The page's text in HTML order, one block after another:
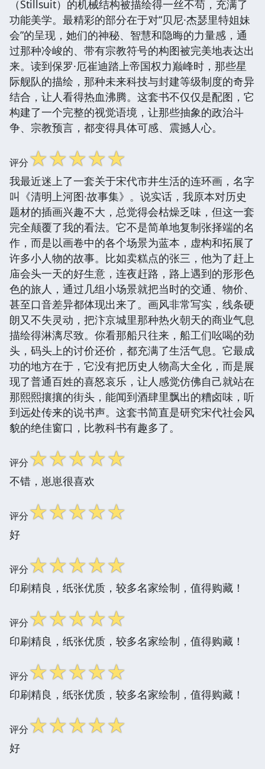
（Stillsuit）的机械结构被描绘得一丝不苟，充满了
功能美学。最精彩的部分在于对“贝尼·杰瑟里特姐妹
会”的呈现，她们的神秘、智慧和隐晦的力量感，通
过那种冷峻的、带有宗教符号的构图被完美地表达出
来。读到保罗·厄崔迪踏上帝国权力巅峰时，那些星
际舰队的描绘，那种未来科技与封建等级制度的奇异
结合，让人看得热血沸腾。这套书不仅仅是配图，它
构建了一个完整的视觉语境，让那些抽象的政治斗
争、宗教预言，都变得具体可感、震撼人心。
评分☆☆☆☆☆
我最近迷上了一套关于宋代市井生活的连环画，名字
叫《清明上河图·故事集》。说实话，我原本对历史
题材的插画兴趣不大，总觉得会枯燥乏味，但这一套
完全颠覆了我的看法。它不是简单地复制张择端的名
作，而是以画卷中的各个场景为蓝本，虚构和拓展了
许多小人物的故事。比如卖糕点的张三，他为了赶上
庙会头一天的好生意，连夜赶路，路上遇到的形形色
色的旅人，通过几组小场景就把当时的交通、物价、
甚至口音差异都体现出来了。画风非常写实，线条硬
朗又不失灵动，把汴京城里那种热火朝天的商业气息
描绘得淋漓尽致。你看那船只往来，船工们吆喝的劲
头，码头上的讨价还价，都充满了生活气息。它最成
功的地方在于，它没有把历史人物高大全化，而是展
现了普通百姓的喜怒哀乐，让人感觉仿佛自己就站在
那熙熙攘攘的街头，能闻到酒肆里飘出的糟卤味，听
到远处传来的说书声。这套书简直是研究宋代社会风
貌的绝佳窗口，比教科书有趣多了。
评分☆☆☆☆☆
不错，崽崽很喜欢
评分☆☆☆☆☆
好
评分☆☆☆☆☆
印刷精良，纸张优质，较多名家绘制，值得购藏！
评分☆☆☆☆☆
印刷精良，纸张优质，较多名家绘制，值得购藏！
评分☆☆☆☆☆
印刷精良，纸张优质，较多名家绘制，值得购藏！
评分☆☆☆☆☆
好